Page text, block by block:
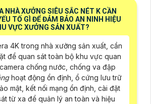
XƯỞNG SIÊU SẮC NÉT K CẦN
TỐ GÌ ĐỂ ĐẢM BẢO AN NINH HIỆU
VỰC XƯỞNG SẢN XUẤT?
4K trong nhà xưởng sản xuất, cần
để quan sát toàn bộ khu vực quan
chống nước, chống va đập
hoạt động ổn định, ổ cứng lưu trữ
mật, kết nối mạng ổn định, cài đặt
từ xa để quản lý an toàn và hiệu